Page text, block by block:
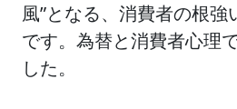
風”となる、消費者の根強
です。為替と消費者心理
した。